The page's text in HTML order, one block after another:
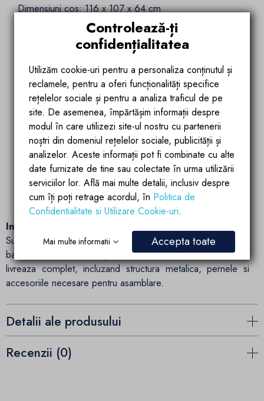
Dimensiuni cos: 116 x 107 x 64 cm
Dimensiuni cadru: 203 x 105 cm
Greutate suportata: 130 kg
Material cos: ratan sintetic impletit 3D
Cadru: otel vopsit maro
Culoare perne: crem
Material perne: policotton
Componente: cadru, cos, perna mare, perna mica
Informatii suplimentare:
Suruburile si toate elementele de montaj sunt depozitate in
baza cadrului, pentru siguranta si acces facil. Produsul se
livreaza complet, incluzand structura metalica, pernele si
accesoriile necesare pentru asamblare.
Detalii ale produsului
Recenzii (0)
Controlează-ți
confidențialitatea
Utilizăm cookie-uri pentru a personaliza conținutul și
reclamele, pentru a oferi funcționalități specifice
rețelelor sociale și pentru a analiza traficul de pe
site. De asemenea, împărtășim informații despre
modul în care utilizezi site-ul nostru cu partenerii
noștri din domeniul rețelelor sociale, publicității și
analizelor. Aceste informații pot fi combinate cu alte
date furnizate de tine sau colectate în urma utilizării
serviciilor lor. Află mai multe detalii, inclusiv despre
cum îți poți retrage acordul, în Politica de
Confidentialitate si Utilizare Cookie-uri.
Mai multe informatii Accepta toate